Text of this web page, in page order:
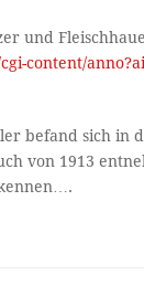
und
content/
befand sich in
von 1913